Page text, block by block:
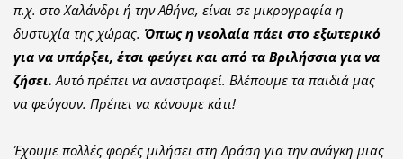
π.χ. στο Χαλάνδρι ή την Αθήνα, είναι σε μικρογραφία η
δυστυχία της χώρας. Όπως η νεολαία πάει στο εξωτερικό
για να υπάρξει, έτσι φεύγει και από τα Βριλήσσια για να
ζήσει. Αυτό πρέπει να αναστραφεί. Βλέπουμε τα παιδιά μας
να φεύγουν. Πρέπει να κάνουμε κάτι!
Έχουμε πολλές φορές μιλήσει στη Δράση για την ανάγκη μιας